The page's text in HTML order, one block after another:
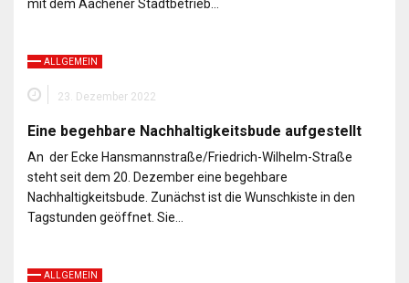
mit dem Aachener Stadtbetrieb…
ALLGEMEIN
23. Dezember 2022
Eine begehbare Nachhaltigkeitsbude aufgestellt
An der Ecke Hansmannstraße/Friedrich-Wilhelm-Straße
steht seit dem 20. Dezember eine begehbare
Nachhaltigkeitsbude. Zunächst ist die Wunschkiste in den
Tagstunden geöffnet. Sie…
ALLGEMEIN